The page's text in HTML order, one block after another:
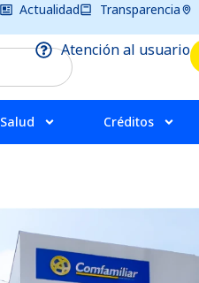
Actualidad Transparencia
Atención al usuario
Salud Créditos